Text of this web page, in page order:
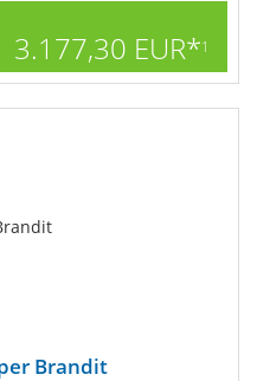
3.177,30 EUR*1
Brandit